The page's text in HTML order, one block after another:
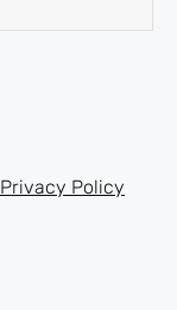
Privacy Policy